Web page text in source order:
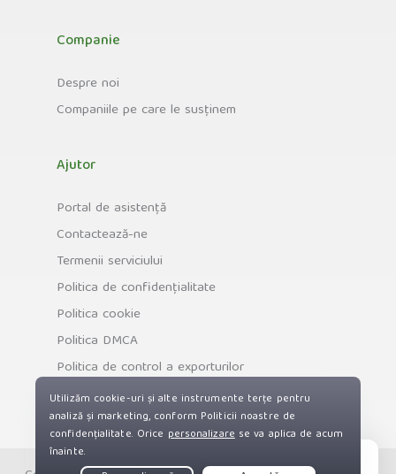
Companie
Despre noi
Companiile pe care le susținem
Ajutor
Portal de asistență
Contactează-ne
Termenii serviciului
Politica de confidențialitate
Politica cookie
Politica DMCA
Politica de control a exporturilor